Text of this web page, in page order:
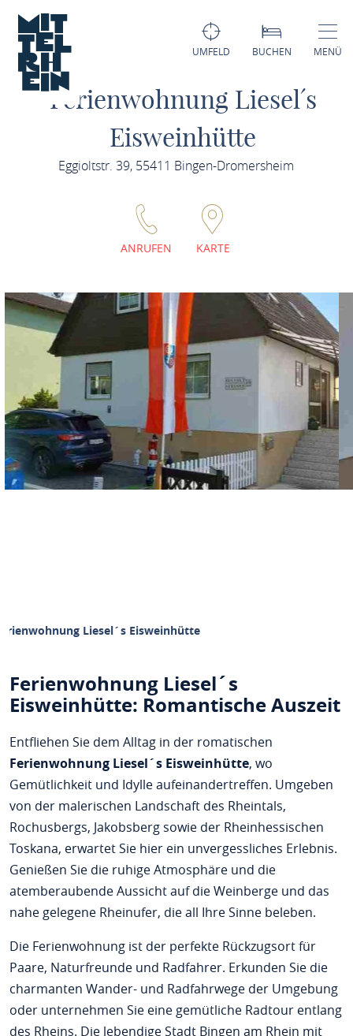
UMFELD BUCHEN MENÜ
Ferienwohnung Liesel´s
Eisweinhütte
Eggioltstr. 39, 55411 Bingen-Dromersheim
ANRUFEN KARTE
Liesel´s Eisweinhütte
Ferienwohnung Liesel´s
Eisweinhütte: Romantische Auszeit
Entfliehen Sie dem Alltag in der romatischen
Ferienwohnung Liesel´s Eisweinhütte, wo
Gemütlichkeit und Idylle aufeinandertreffen. Umgeben
von der malerischen Landschaft des Rheintals,
Rochusbergs, Jakobsberg sowie der Rheinhessischen
Toskana, erwartet Sie hier ein unvergessliches Erlebnis.
Genießen Sie die ruhige Atmosphäre und die
atemberaubende Aussicht auf die Weinberge und das
nahe gelegene Rheinufer, die all Ihre Sinne beleben.
Die Ferienwohnung ist der perfekte Rückzugsort für
Paare, Naturfreunde und Radfahrer. Erkunden Sie die
charmanten Wander- und Radfahrwege der Umgebung
oder unternehmen Sie eine gemütliche Radtour entlang
des Rheins. Die lebendige Stadt Bingen am Rhein mit